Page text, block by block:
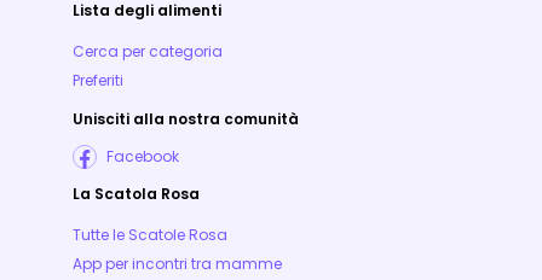
Lista degli alimenti
Cerca per categoria
Preferiti
Unisciti alla nostra comunità
Facebook
La Scatola Rosa
Tutte le Scatole Rosa
App per incontri tra mamme